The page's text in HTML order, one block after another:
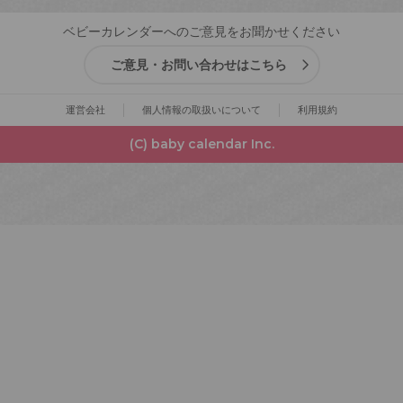
ベビーカレンダーへのご意見をお聞かせください
ご意見・お問い合わせはこちら
運営会社 個人情報の取扱いについて 利用規約
(C) baby calendar Inc.